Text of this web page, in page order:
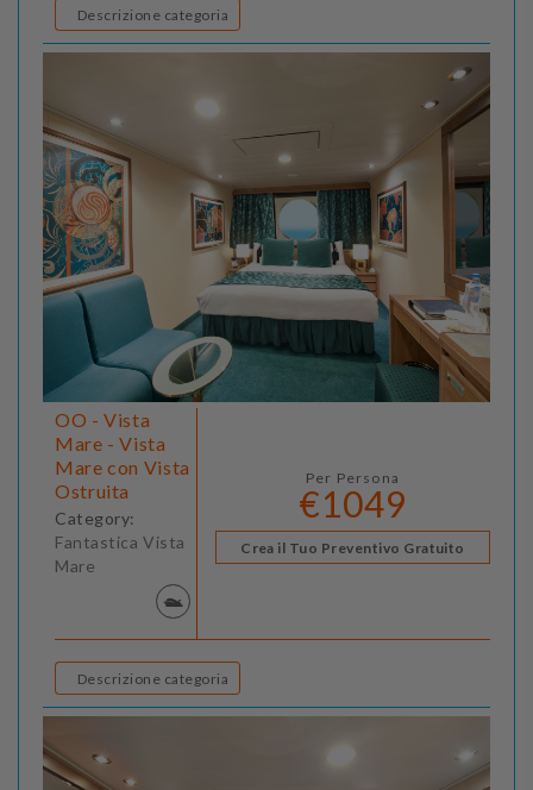
Descrizione categoria
OO - Vista
Mare - Vista
Mare con Vista
Ostruita
Category:
Fantastica Vista
Mare
Per Persona
€1049
Crea il Tuo Preventivo Gratuito
Descrizione categoria